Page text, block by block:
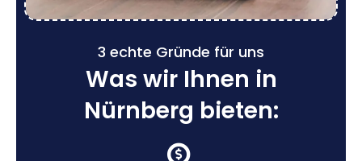
3 echte Gründe für uns
Was wir Ihnen in
Nürnberg bieten: